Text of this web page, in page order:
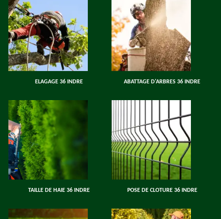
ELAGAGE 36 INDRE ABATTAGE D'ARBRES 36 INDRE
TAILLE DE HAIE 36 INDRE POSE DE CLOTURE 36 INDRE